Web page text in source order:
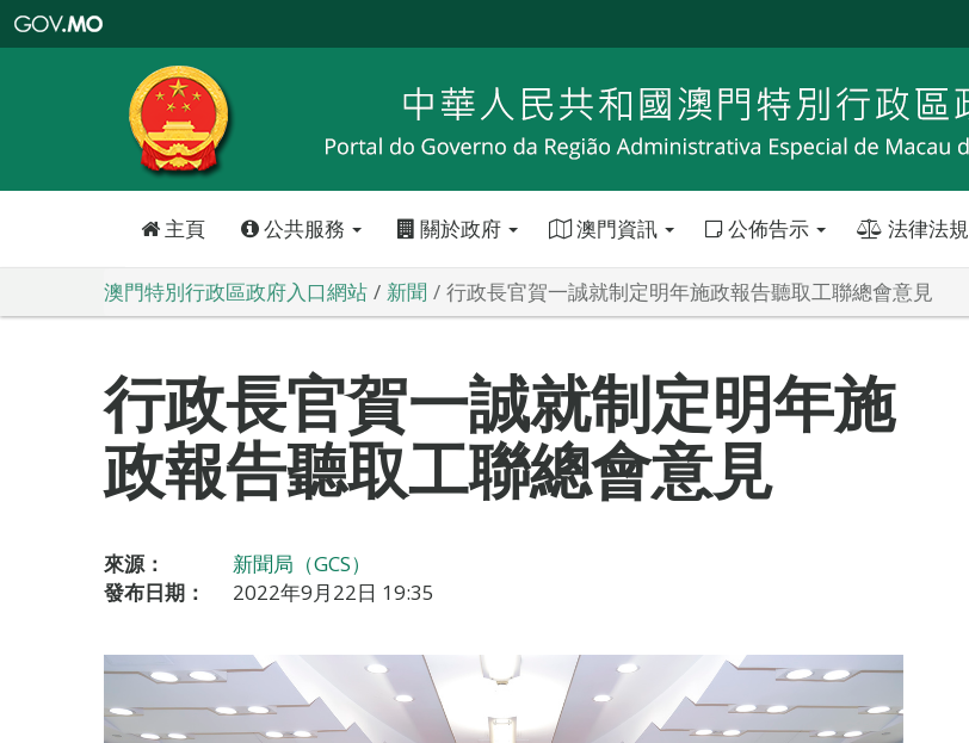
特
政
區
政
口
主頁 公共服務 關於政府 澳門資訊 公佈告示 法律法規
澳門特別行政區政府入口網站 新聞 行政長官賀一誠就制定明年施政報告聽取工聯總會意見
行政長官賀一誠就制定明年施
政報告聽取工聯總會意見
來源：
新聞局（GCS）
發布日期：
2022年9月22日 19:35